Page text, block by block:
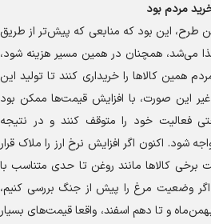
مردم بود
طرح، این بود که منابعی که پیش‌تر از طریق
صرف غذا می‌شد، همچنان در همین مسیر هزینه شود،
همین کالا‌ها را خریداری کنند تا تولید این
این صورت، با افزایش قیمت‌ها ممکن بود
فعالیت خود را متوقف کنند و در نتیجه
شود. اکنون اگر افزایش نرخ ارز را ملاک قرار
کالا‌ها مانند روغن تا حدی متناسب با
وضعیت مرغ را پیش از جنگ بررسی کنیم،
و تا دهم اسفند، واقعا قیمت‌های بسیار